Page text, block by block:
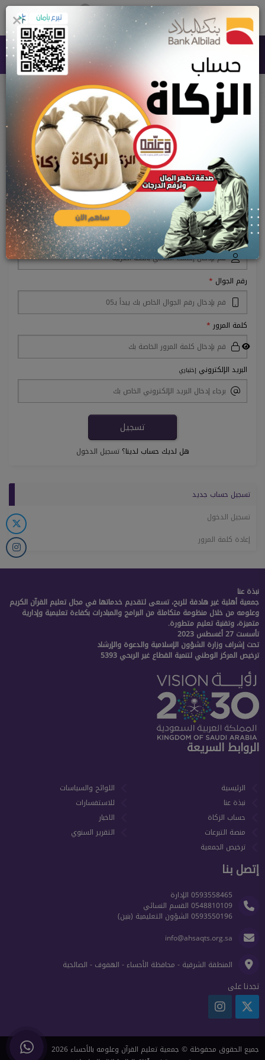
0
جمعية تعليم القرآن وعلومه بالأحساء
حسابات الأعضاء
الرئيسية حسابات الأعضاء
تسجيل حساب جديد
الإسم بالكامل
رقم الجوال
كلمة المرور
البريد الإلكتروني إختياري
هل لديك حساب لدينا؟تسجيل الدخول
تسجيل حساب جديد
تسجيل الدخول
إعادة كلمة المرور
نبذة عنا
جمعية أهلية غير هادفة للربح، تسعى لتقديم خدماتها في مجال تعليم القرآن الكريم
وعلومه من خلال منظومة متكاملة من البرامج والمبادرات بكفاءة تعليمية وإدارية
متميزة، وتقنية تعليم متطورة.
تأسست 27 أغسطس 2023
تحت إشراف وزارة الشؤون الإسلامية والدعوة والإرشاد
ترخيص المركز الوطني لتنمية القطاع غير الربحي 5393
الروابط السريعة
الرئيسية
نبذة عنا
حساب الزكاة
منصة التبرعات
ترخيص الجمعية
اللوائح والسياسات
للاستفسارات
الاخبار
التقرير السنوي
إتصل بنا
0593558465 الإدارة
0548810109 القسم النسائي
0593550196 الشؤون التعليمية (بنين)
info@ahsaqts.org.sa
المنطقة الشرقية - محافظة الأحساء - الهفوف - الصالحية
تجدنا على
جميع الحقوق محفوظة © جمعية تعليم القرآن وعلومه بالأحساء 2026
×